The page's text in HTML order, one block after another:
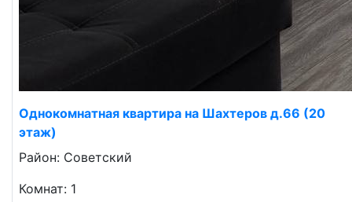
Однокомнатная квартира на Шахтеров д.66 (20
этаж)
Район: Советский
Комнат: 1